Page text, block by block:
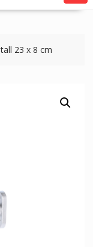
23 x 8 cm